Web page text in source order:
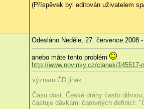
(Příspěvek byl editován uživatelem
Odesláno Neděle, 27. července 2008
anebo máte tento problém
http://www.novinky.cz/clanek/
význam ČD jinak...
Času dost. České dráhy často
častuje dávkami čarovných definicí: